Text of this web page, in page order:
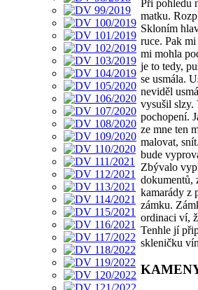
Při pohledu
matku.
Skloním
ruce. Pak
mi mohla
je to tedy,
se usmála.
neviděl
vysušil slzy.
pochopení.
ze mne ten
malovat,
bude
Zbývalo
dokumentů,
kamarády z
zámku.
ordinaci ví,
Tenhle jí
skleničku